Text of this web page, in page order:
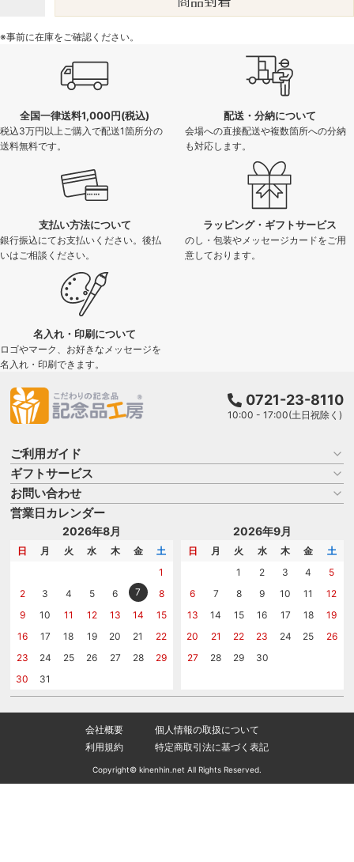
※事前に在庫をご確認ください。
全国一律送料1,000円(税込)
税込3万円以上ご購入で配送1箇所分の
送料無料です。
配送・分納について
会場への直接配送や複数箇所への分納
も対応します。
支払い方法について
銀行振込にてお支払いください。後払
いはご相談ください。
ラッピング・ギフトサービス
のし・包装やメッセージカードをご用
意しております。
名入れ・印刷について
ロゴやマーク、お好きなメッセージを
名入れ・印刷できます。
0721-23-8110
10:00 - 17:00(土日祝除く)
ご利用ガイド
お買い物ガイド
よくある質問
はじめての記念品選び
記念品工房の使い方
ギフトサービス
名入れについて
のし
メッセージカード
お問い合わせ
商品選びを相談する
名入れについて相談する
カタログを請求する
営業日カレンダー
2026年8月
日 月 火 水 木 金
土
1
2
3 4 5 6 7
8
9
10 11 12 13 14
15
16
17 18 19 20 21
22
23
24 25 26 27 28
29
30
31
2026年9月
日 月 火 水 木 金
土
1
2 3 4
5
6
7 8 9 10 11
12
13
14 15 16 17 18
19
20
21 22 23 24 25
26
27
28 29 30
会社概要
個人情報の取扱について
利用規約
特定商取引法に基づく表記
Copyright© kinenhin.net All Rights Reserved.